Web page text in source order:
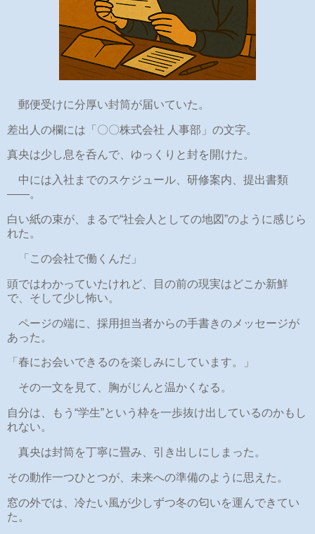
郵便受けに分厚い封筒が届いていた。
差出人の欄には「〇〇株式会社 人事部」の文字。
真央は少し息を呑んで、ゆっくりと封を開けた。
中には入社までのスケジュール、研修案内、提出書類
――。
白い紙の束が、まるで“社会人としての地図”のように感じら
れた。
「この会社で働くんだ」
頭ではわかっていたけれど、目の前の現実はどこか新鮮
で、そして少し怖い。
ページの端に、採用担当者からの手書きのメッセージが
あった。
「春にお会いできるのを楽しみにしています。」
その一文を見て、胸がじんと温かくなる。
自分は、もう“学生”という枠を一歩抜け出しているのかもし
れない。
真央は封筒を丁寧に畳み、引き出しにしまった。
その動作一つひとつが、未来への準備のように思えた。
窓の外では、冷たい風が少しずつ冬の匂いを運んできてい
た。